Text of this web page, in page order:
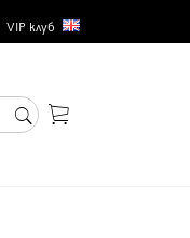
VIP клуб